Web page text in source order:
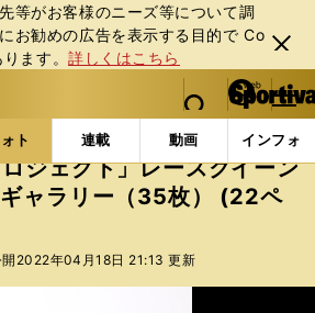
等がお客様のニーズ等について調
お勧めの広告を表⽰する⽬的で Co
ます。詳しくはこちら
閉じ
る
web Sportiva (webスポルティーバ)
検索
マイペ
ー
ジ
メニュ
ト 連載 動画 インフォ
「初音ミクGTプロジェクト」レー
ジェクト」レースクイーン
ャラリー（35枚） (22ペ
2022年04月18日 21:13 更新